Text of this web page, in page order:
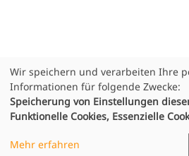
Wir speichern und verarbeiten Ihre
Informationen für folgende Zwecke:
Speicherung von Einstellungen
Funktionelle Cookies, Essenzielle
Mehr erfahren